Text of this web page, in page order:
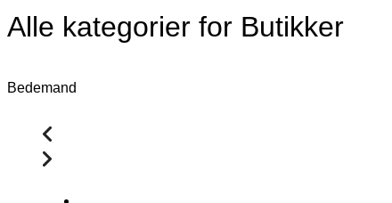
Alle kategorier for Butikker
Bedemand